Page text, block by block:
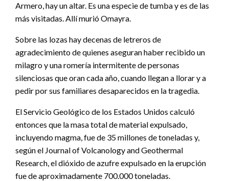
Armero, hay un altar. Es una especie de tumba y es de las
más visitadas. Allí murió Omayra.
Sobre las lozas hay decenas de letreros de
agradecimiento de quienes aseguran haber recibido un
milagro y una romería intermitente de personas
silenciosas que oran cada año, cuando llegan a llorar y a
pedir por sus familiares desaparecidos en la tragedia.
El Servicio Geológico de los Estados Unidos calculó
entonces que la masa total de material expulsado,
incluyendo magma, fue de 35 millones de toneladas y,
según el Journal of Volcanology and Geothermal
Research, el dióxido de azufre expulsado en la erupción
fue de aproximadamente 700.000 toneladas.